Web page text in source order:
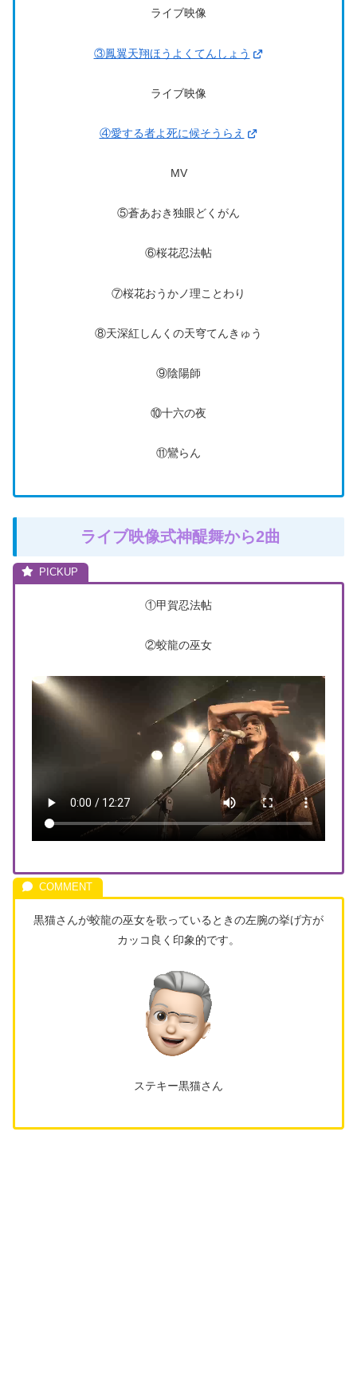
ライブ映像
③鳳翼天翔ほうよくてんしょう
ライブ映像
④愛する者よ死に候そうらえ
MV
⑤蒼あおき独眼どくがん
⑥桜花忍法帖
⑦桜花おうかノ理ことわり
⑧天深紅しんくの天穹てんきゅう
⑨陰陽師
⑩十六の夜
⑪鸞らん
ライブ映像式神醍舞から2曲
①甲賀忍法帖
②蛟龍の巫女
黒猫さんが蛟龍の巫女を歌っているときの左腕の挙げ方が
カッコ良く印象的です。
ステキー黒猫さん